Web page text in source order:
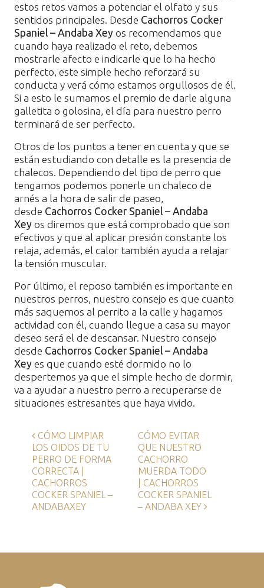
estos retos vamos a potenciar el olfato y sus
sentidos principales. Desde Cachorros Cocker
Spaniel – Andaba Xey os recomendamos que
cuando haya realizado el reto, debemos
mostrarle afecto e indicarle que lo ha hecho
perfecto, este simple hecho reforzará su
conducta y verá cómo estamos orgullosos de él.
Si a esto le sumamos el premio de darle alguna
galletita o golosina, el día para nuestro perro
terminará de ser perfecto.
Otros de los puntos a tener en cuenta y que se
están estudiando con detalle es la presencia de
chalecos. Dependiendo del tipo de perro que
tengamos podemos ponerle un chaleco de
arnés a la hora de salir de paseo,
desde Cachorros Cocker Spaniel – Andaba
Xey os diremos que está comprobado que son
efectivos y que al aplicar presión constante los
relaja, además, el calor también ayuda a relajar
la tensión muscular.
Por último, el reposo también es importante en
nuestros perros, nuestro consejo es que cuanto
más saquemos al perrito a la calle y hagamos
actividad con él, cuando llegue a casa su mayor
deseo será el de descansar. Nuestro consejo
desde Cachorros Cocker Spaniel – Andaba
Xey es que cuando esté dormido no lo
despertemos ya que el simple hecho de dormir,
va a ayudar a nuestro perro a recuperarse de
situaciones estresantes que haya vivido.
Navegación de entradas
CÓMO LIMPIAR
LOS OIDOS DE TU
PERRO DE FORMA
CORRECTA |
CACHORROS
COCKER SPANIEL –
ANDABAXEY
CÓMO EVITAR
QUE NUESTRO
CACHORRO
MUERDA TODO
| CACHORROS
COCKER SPANIEL
– ANDABA XEY